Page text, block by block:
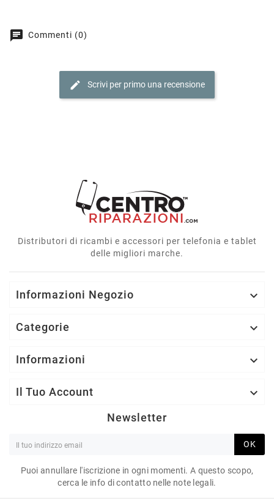
chat Commenti (0)
edit Scrivi per primo una recensione
Distributori di ricambi e accessori per telefonia e tablet
delle migliori marche.
Informazioni Negozio 
Categorie 
Informazioni 
Il Tuo Account 
Newsletter
OK
Puoi annullare l'iscrizione in ogni momenti. A questo scopo,
cerca le info di contatto nelle note legali.